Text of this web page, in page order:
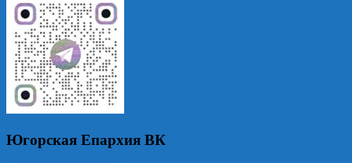
Югорская Епархия ВК